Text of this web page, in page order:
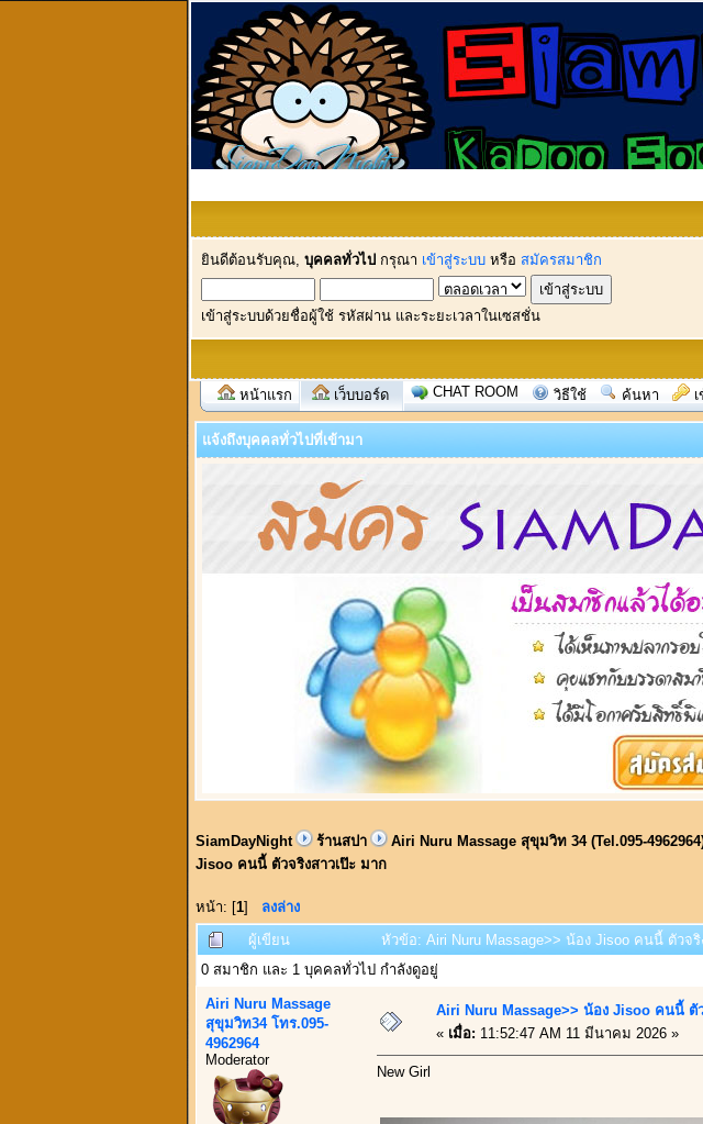
ยินดีต้อนรับคุณ, บุคคลทั่วไป กรุณา เข้าสู่ระบบ หรือ สมัครสมาชิก
เข้าสู่ระบบด้วยชื่อผู้ใช้ รหัสผ่าน และระยะเวลาในเซสชั่น
หน้าแรก เว็บบอร์ด CHAT ROOM วิธีใช้ ค้นหา
แจ้งถึงบุคคลทั่วไปที่เข้ามา
SiamDayNight ร้านสปา Airi Nuru Massage สุขุมวิท 34 (Tel.095-
Jisoo คนนี้ ตัวจริงสาวเป๊ะ มาก
หน้า: [1] ลงล่าง
ผู้เขียน
หัวข้อ: Airi Nuru Massage>> น้อง Jisoo คนนี้ ตัวจ
0 สมาชิก และ 1 บุคคลทั่วไป กำลังดูอยู่
Airi Nuru Massage
สุขุมวิท34 โทร.095-
4962964
Moderator
Airi Nuru Massage>> น้อง Jisoo คนนี้ ตั
« เมื่อ: 11:52:47 AM 11 มีนาคม 2026 »
New Girl